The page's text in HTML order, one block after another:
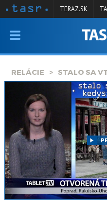
VYSIELANIE
SPRAVODAJSTVO
KONTAKT
ARCHÍV
TERAZ.SK
RELÁCIE STALO SA